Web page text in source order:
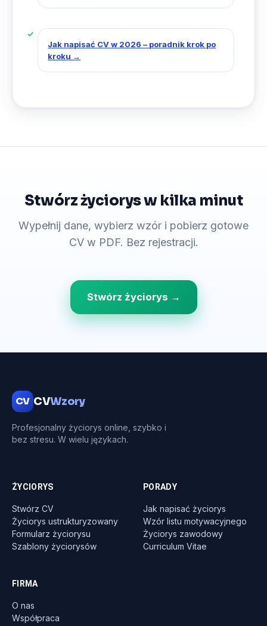
Jak napisać CV w 2026 – poradnik krok po
kroku →
Stwórz życiorys w kilka minut
Wypełnij dane, wybierz wzór i pobierz gotowe
CV w PDF. Bez rejestracji.
Stwórz życiorys →
CV CVWzory
Profesjonalny życiorys online, szybko i
bez stresu. W wielu językach.
ŻYCIORYS
Stwórz CV
Życiorys ustrukturyzowany
Formularz życiorysu
Szablony życiorysów
PORADY
Jak napisać życiorys
Wzór listu motywacyjnego
Życiorys zawodowy
Curriculum Vitae
FIRMA
O nas
Współpraca